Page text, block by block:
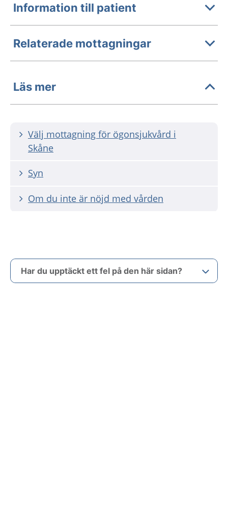
Information till patient
Relaterade mottagningar
Läs mer
Välj mottagning för ögonsjukvård i
Skåne
Syn
Om du inte är nöjd med vården
Har du upptäckt ett fel på den här sidan?